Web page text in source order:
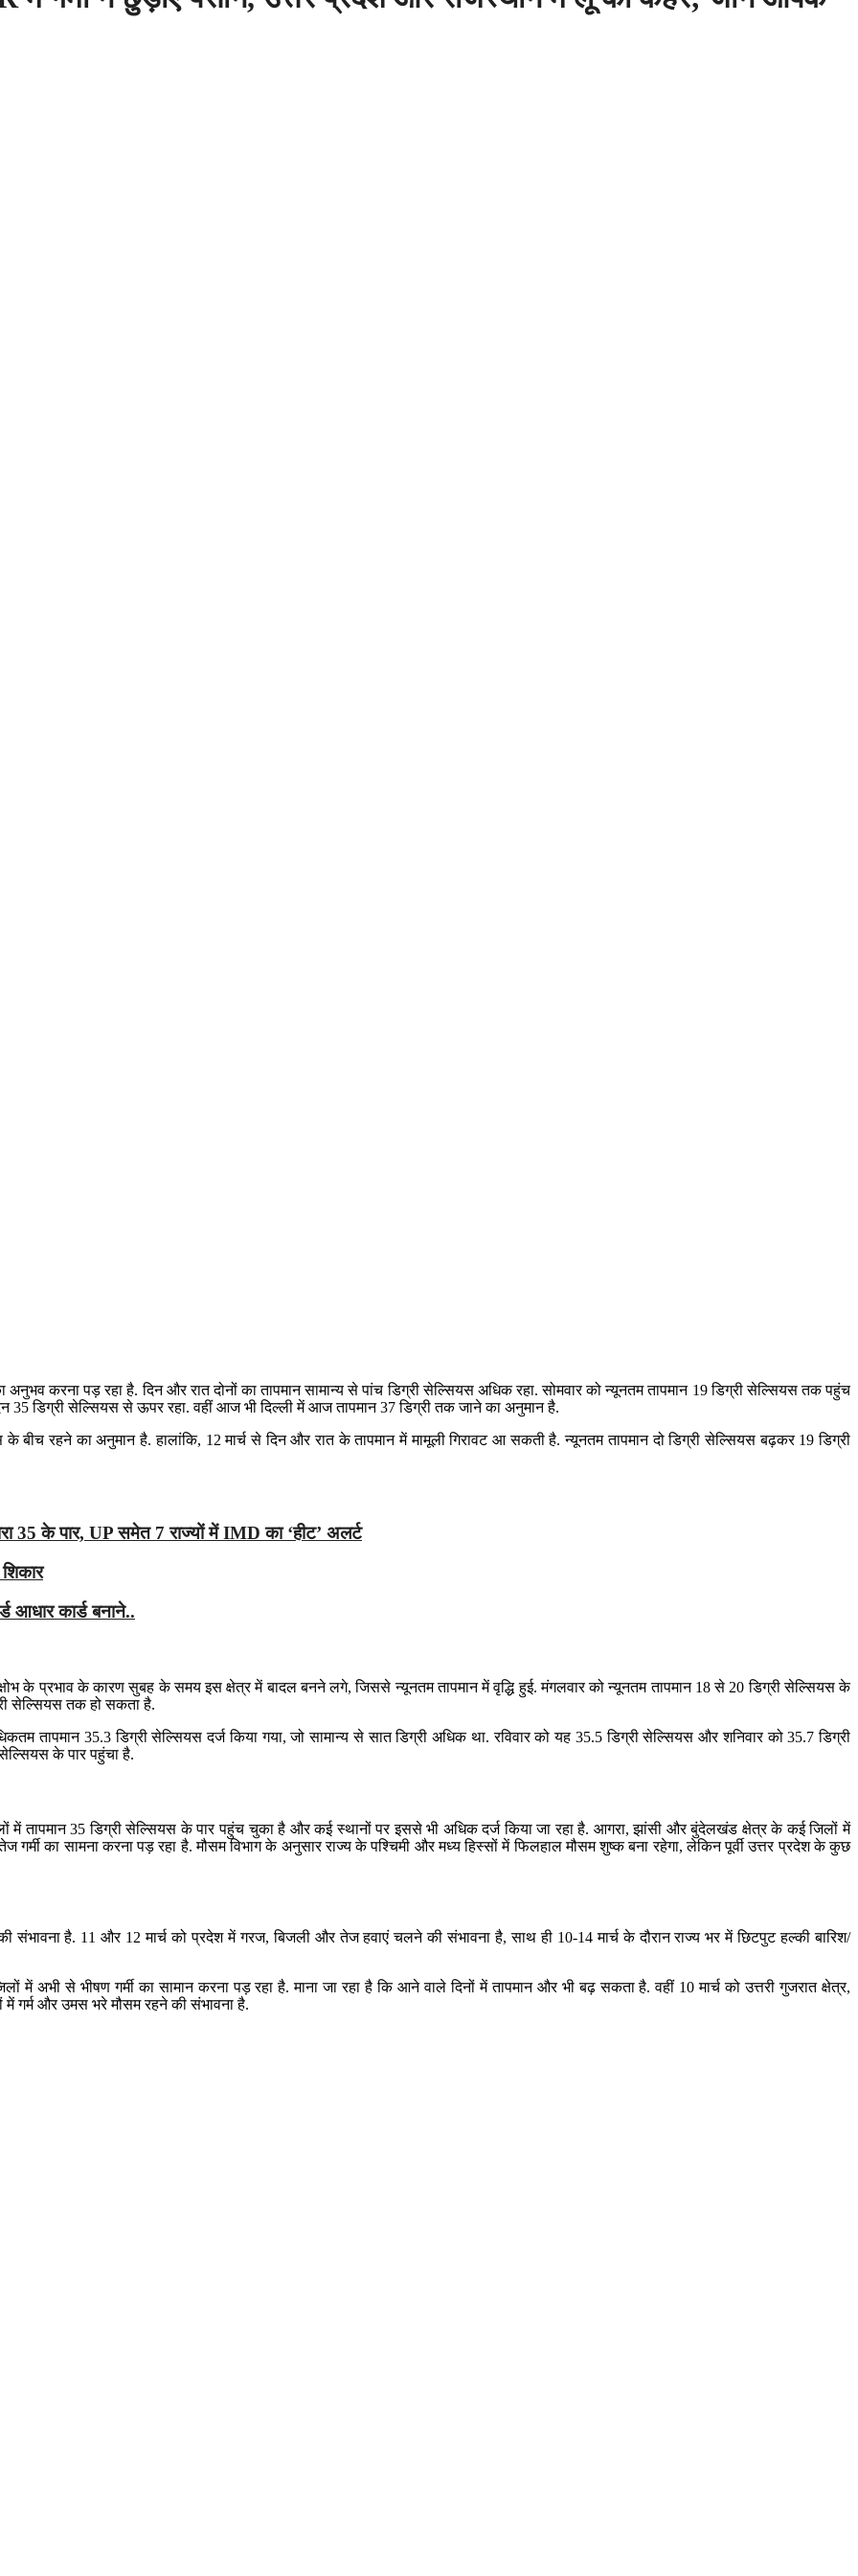
करना पड़ रहा है. दिन और रात दोनों का तापमान सामान्य से पांच डिग्री सेल्सियस अधिक रहा. सोमवार को न्यूनतम तापमान 19 डिग्री सेल्सियस तक पहुंच
35 डिग्री सेल्सियस से ऊपर रहा. वहीं आज भी दिल्ली में आज तापमान 37 डिग्री तक जाने का अनुमान है.
बीच रहने का अनुमान है. हालांकि, 12 मार्च से दिन और रात के तापमान में मामूली गिरावट आ सकती है. न्यूनतम तापमान दो डिग्री सेल्सियस बढ़कर 19 डिग्री
35 के पार, UP समेत 7 राज्यों में IMD का ‘हीट’ अलर्ट
आधार कार्ड बनाने..
के प्रभाव के कारण सुबह के समय इस क्षेत्र में बादल बनने लगे, जिससे न्यूनतम तापमान में वृद्धि हुई. मंगलवार को न्यूनतम तापमान 18 से 20 डिग्री सेल्सियस के
सेल्सियस तक हो सकता है.
35.3 डिग्री सेल्सियस दर्ज किया गया, जो सामान्य से सात डिग्री अधिक था. रविवार को यह 35.5 डिग्री सेल्सियस और शनिवार को 35.7 डिग्री
के पार पहुंचा है.
में तापमान 35 डिग्री सेल्सियस के पार पहुंच चुका है और कई स्थानों पर इससे भी अधिक दर्ज किया जा रहा है. आगरा, झांसी और बुंदेलखंड क्षेत्र के कई जिलों में
का सामना करना पड़ रहा है. मौसम विभाग के अनुसार राज्य के पश्चिमी और मध्य हिस्सों में फिलहाल मौसम शुष्क बना रहेगा, लेकिन पूर्वी उत्तर प्रदेश के कुछ
है. 11 और 12 मार्च को प्रदेश में गरज, बिजली और तेज हवाएं चलने की संभावना है, साथ ही 10-14 मार्च के दौरान राज्य भर में छिटपुट हल्की बारिश/
में अभी से भीषण गर्मी का सामान करना पड़ रहा है. माना जा रहा है कि आने वाले दिनों में तापमान और भी बढ़ सकता है. वहीं 10 मार्च को उत्तरी गुजरात क्षेत्र,
में गर्म और उमस भरे मौसम रहने की संभावना है.